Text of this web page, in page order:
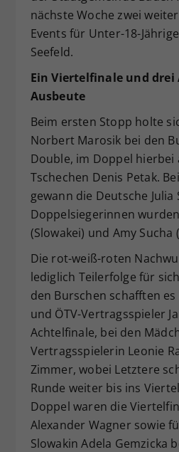
nächste Woche zwei
Events für Unter-18-
Seefeld.
Ein Viertelfinale und
Ausbeute
Beim ersten Stopp holte
Norbert Marosik bei den
Double, im Doppel hierbei
Tschechen Denis Petak.
gewann die Deutsche Julia
Doppelsiegerinnen
(Slowakei) und Amy Sucha
Die rot-weiß-roten
lediglich Teilerfolge für
den Burschen schafften
und ÖTV-Vertragsspieler
Achtelfinale, bei den
Vertragsspielerin Leonie
Zimmer, wobei Letztere
Runde weiter bis ins
Doppel waren die
Alexander Wagner sowie
Slowakin Adela Gemzicka
Dieser Wert
Einstellungen.
vorgenommen